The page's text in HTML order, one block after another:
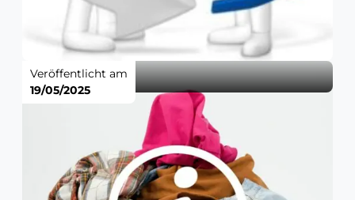
Veröffentlicht am
19/05/2025